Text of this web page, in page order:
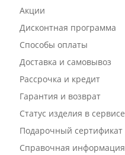
Акции
Дисконтная программа
Способы оплаты
Доставка и самовывоз
Рассрочка и кредит
Гарантия и возврат
Статус изделия в сервисе
Подарочный сертификат
Справочная информация